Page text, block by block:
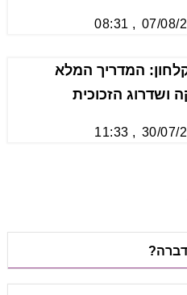
07/08/
,
08:31
המדריך המלא
ושדרוג הזכוכית
30/07/
,
11:33